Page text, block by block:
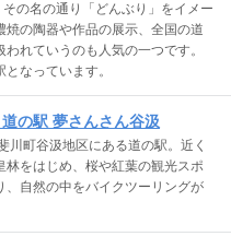
の名の通り「どんぶり」をイメー
の陶器や作品の展示、全国の道
れていうのも人気の一つです。
なっています。
の駅 夢さんさん谷汲
川町谷汲地区にある道の駅。近く
林をはじめ、桜や紅葉の観光スポ
、自然の中をバイクツーリングが